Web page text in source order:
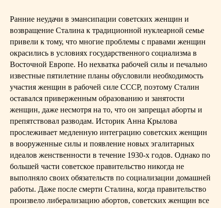
Ранние неудачи в эмансипации советских женщин и
возвращение Сталина к традиционной нуклеарной семье
привели к тому, что многие проблемы с правами женщин
окрасились в условиях государственного социализма в
Восточной Европе. Но нехватка рабочей силы и печально
известные пятилетние планы обусловили необходимость
участия женщин в рабочей силе СССР, поэтому Сталин
оставался приверженным образованию и занятости
женщин, даже несмотря на то, что он запрещал аборты и
препятствовал разводам. Историк Анна Крылова
прослеживает медленную интеграцию советских женщин
в вооруженные силы и появление новых эгалитарных
идеалов женственности в течение 1930-х годов. Однако по
большей части советское правительство никогда не
выполняло своих обязательств по социализации домашней
работы. Даже после смерти Сталина, когда правительство
произвело либерализацию абортов, советских женщин все